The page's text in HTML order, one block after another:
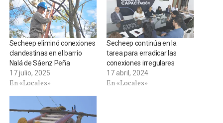
Secheep eliminó conexiones
clandestinas en el barrio
Nalá de Sáenz Peña
17 julio, 2025
En «Locales»
Secheep continúa en la
tarea para erradicar las
conexiones irregulares
17 abril, 2024
En «Locales»